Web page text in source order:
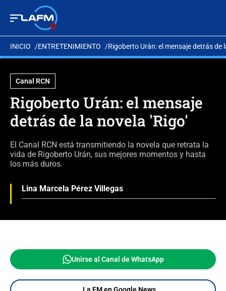
INICIO ENTRETENIMIENTO Rigoberto Urán: el mensaje detrás de
Canal RCN
Rigoberto Urán: el mensaje
detrás de la novela 'Rigo'
El Canal RCN está transmitiendo la novela que retrata la
vida de Rigoberto Urán, sus mejores momentos y hasta
los más duros.
Lina Marcela Pérez Villegas
Unirse al Canal de WhatsApp